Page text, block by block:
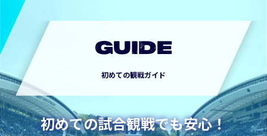
GUIDE
初めての観戦ガイド
初めての試合観戦でも安心！